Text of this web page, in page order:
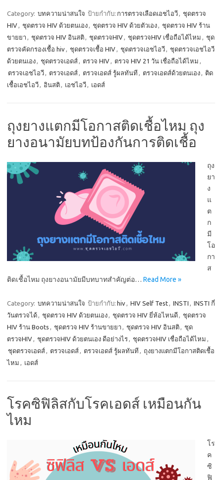
Category: บทความน่าสนใจ ป้ายกำกับ: การตรวจเลือดเอชไอวี, ชุดตรวจ
HIV, ชุดตรวจ HIV ด้วยตนเอง, ชุดตรวจ HIV ด้วยตัวเอง, ชุดตรวจ HIV ร้าน
ขายยา , ชุดตรวจ HIV อินสติ, ชุดตรวจHIV, ชุดตรวจHIV เชื่อถือได้ไหม , ชุด
ตรวจคัดกรองเชื้อ hiv, ชุดตรวจเชื้อ HIV, ชุดตรวจเอชไอวี, ชุดตรวจเอชไอวี
ด้วยตนเอง, ชุดตรวจเอดส์, ตรวจ HIV, ตรวจ HIV 21 วัน เชื่อถือได้ไหม ,
ตรวจเอชไอวี, ตรวจเอดส์, ตรวจเอดส์ รู้ผลทันที , ตรวจเอดส์ด้วยตนเอง, ติด
เชื้อเอชไอวี, อินสติ, เอชไอวี, เอดส์
ถุงยางแตกมีโอกาสติดเชื้อไหม ถุง
ยางอนามัยบทป้องกันการติดเชื้อ
ถุง
ยา
ง
แ
ต
ก
มี
โอ
กา
ส
ติดเชื้อไหม ถุงยางอนามัยมีบทบาทสำคัญต่อ… Read More »
Category: บทความน่าสนใจ ป้ายกำกับ: hiv, HIV Self Test, INSTI , INSTI กี่
วันตรวจได้, ชุดตรวจ HIV ด้วยตนเอง, ชุดตรวจ HIV ยี่ห้อไหนดี, ชุดตรวจ
HIV ร้าน Boots , ชุดตรวจ HIV ร้านขายยา , ชุดตรวจ HIV อินสติ, ชุด
ตรวจHIV, ชุดตรวจHIV ด้วยตนเอง ดีอย่างไร, ชุดตรวจHIV เชื่อถือได้ไหม ,
ชุดตรวจเอดส์, ตรวจเอดส์, ตรวจเอดส์ รู้ผลทันที , ถุงยางแตกมีโอกาสติดเชื้อ
ไหม , เอดส์
โรคซิฟิลิสกับโรคเอดส์ เหมือนกัน
ไหม
โร
ค
ซิ
ฟิ